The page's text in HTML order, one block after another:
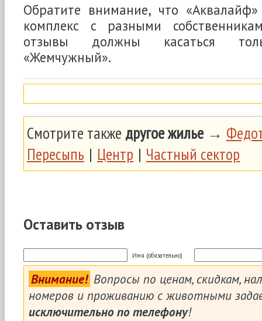
Обратите внимание, что
комплекс с разными
отзывы должны касаться
«Жемчужный».
Смотрите также другое жилье→
Пересыпь | Центр | Частный сектор
Оставить отзыв
Имя (обязательно)
Внимание! Вопросы по ценам, скидкам,
номеров и проживанию с животными
исключительно по телефону!